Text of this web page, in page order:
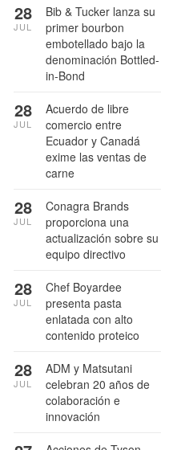
Bib & Tucker lanza su
primer bourbon
embotellado bajo la
denominación Bottled-
in-Bond
28
JUL
Acuerdo de libre
comercio entre
Ecuador y Canadá
exime las ventas de
carne
28
JUL
Conagra Brands
proporciona una
actualización sobre su
equipo directivo
28
JUL
Chef Boyardee
presenta pasta
enlatada con alto
contenido proteico
28
JUL
ADM y Matsutani
celebran 20 años de
colaboración e
innovación
28
JUL